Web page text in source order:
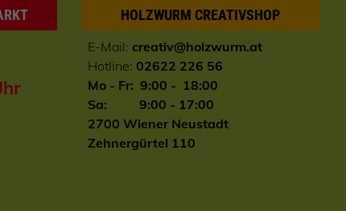
HOLZWURM CREATIVSHOP
E-Mail: creativ@holzwurm.at
Hotline: 02622 226 56
Mo - Fr: 9:00 - 18:00
Sa: 9:00 - 17:00
2700 Wiener Neustadt
Zehnergürtel 110